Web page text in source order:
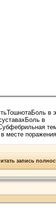
в
в
месте
запись